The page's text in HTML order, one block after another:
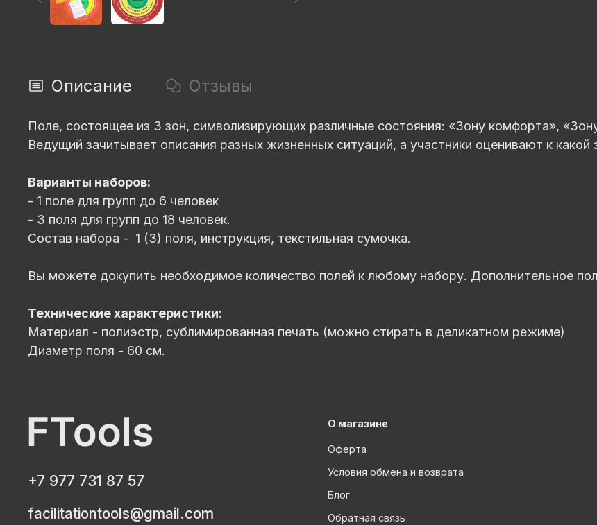
Описание Отзывы
Поле, состоящее из 3 зон, символизирующих различные состояния: «Зону комфорта»,
Ведущий зачитывает описания разных жизненных ситуаций, а участники оценивают к какой
Варианты наборов:
- 1 поле для групп до 6 человек
- 3 поля для групп до 18 человек.
Состав набора - 1 (3) поля, инструкция, текстильная сумочка.
Вы можете докупить необходимое количество полей к любому набору. Дополнительное
Технические характеристики:
Материал - полиэстр, сублимированная печать (можно стирать в деликатном режиме)
Диаметр поля - 60 см.
О магазине
Оферта
Условия обмена и возврата
Блог
Обратная связь
+7 977 731 87 57
facilitationtools@gmail.com